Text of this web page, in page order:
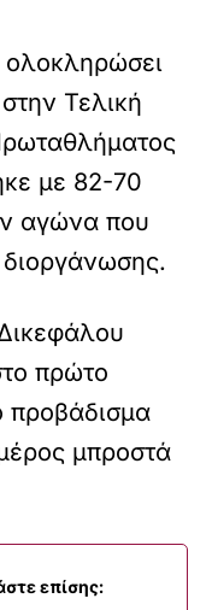
Τελική
με 82-70
αγώνα που
διοργάνωσης.
πρώτο
προβάδισμα
μπροστά
επίσης: